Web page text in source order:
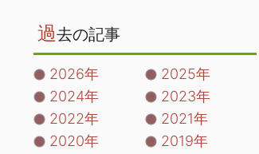
過去の記事
2026年
2025年
2024年
2023年
2022年
2021年
2020年
2019年